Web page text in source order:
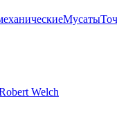
Мусаты
Welch